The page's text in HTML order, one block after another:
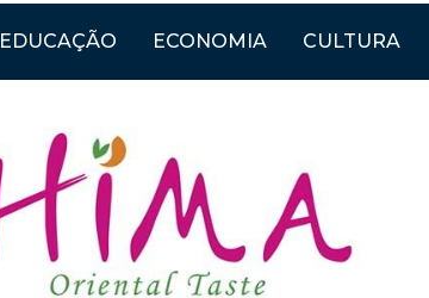
EDUCAÇÃO ECONOMIA CULTURA
CASTELO BRANCO: CÂMARA EXPLICA